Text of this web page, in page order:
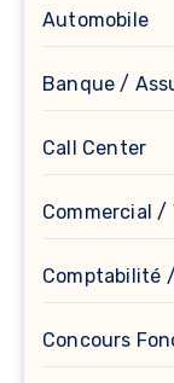
Automobile
Banque /
Call Center
Commercial
Comptabilité
Concours